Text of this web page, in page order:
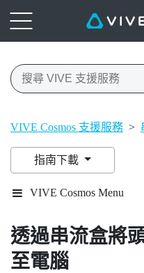
VIVE Cosmos 支援服務 >
指南下載
VIVE Cosmos Menu
透過串流盒將
至電腦